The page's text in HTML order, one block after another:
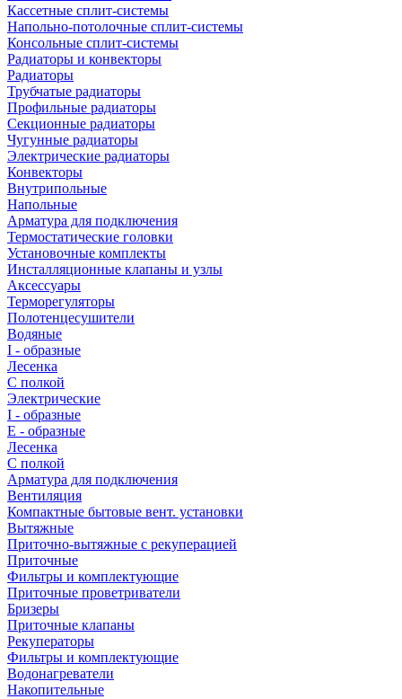
Кассетные сплит-системы
Напольно-потолочные сплит-системы
Консольные сплит-системы
Радиаторы и конвекторы
Радиаторы
Трубчатые радиаторы
Профильные радиаторы
Секционные радиаторы
Чугунные радиаторы
Электрические радиаторы
Конвекторы
Внутрипольные
Напольные
Арматура для подключения
Термостатические головки
Установочные комплекты
Инсталляционные клапаны и узлы
Аксессуары
Терморегуляторы
Полотенцесушители
Водяные
I - образные
Лесенка
С полкой
Электрические
I - образные
E - образные
Лесенка
С полкой
Арматура для подключения
Вентиляция
Компактные бытовые вент. установки
Вытяжные
Приточно-вытяжные с рекуперацией
Приточные
Фильтры и комплектующие
Приточные проветриватели
Бризеры
Приточные клапаны
Рекуператоры
Фильтры и комплектующие
Водонагреватели
Накопительные